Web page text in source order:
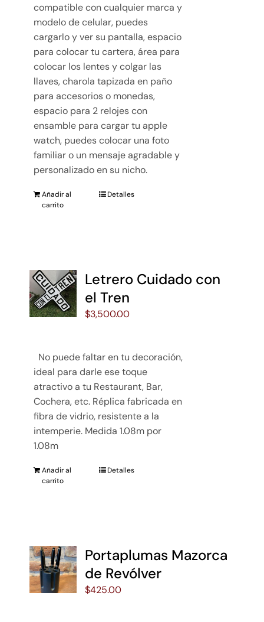
compatible con cualquier marca y
modelo de celular, puedes
cargarlo y ver su pantalla, espacio
para colocar tu cartera, área para
colocar los lentes y colgar las
llaves, charola tapizada en paño
para accesorios o monedas,
espacio para 2 relojes con
ensamble para cargar tu apple
watch, puedes colocar una foto
familiar o un mensaje agradable y
personalizado en su nicho.
Añadir al
carrito
Detalles
Letrero Cuidado con
el Tren
$3,500.00
No puede faltar en tu decoración,
ideal para darle ese toque
atractivo a tu Restaurant, Bar,
Cochera, etc. Réplica fabricada en
fibra de vidrio, resistente a la
intemperie. Medida 1.08m por
1.08m
Añadir al
carrito
Detalles
Portaplumas Mazorca
de Revólver
$425.00